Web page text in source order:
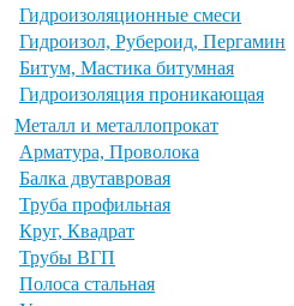
Гидроизоляционные смеси
Гидроизол, Рубероид, Пергамин
Битум, Мастика битумная
Гидроизоляция проникающая
Металл и металлопрокат
Арматура, Проволока
Балка двутавровая
Труба профильная
Круг, Квадрат
Трубы ВГП
Полоса стальная